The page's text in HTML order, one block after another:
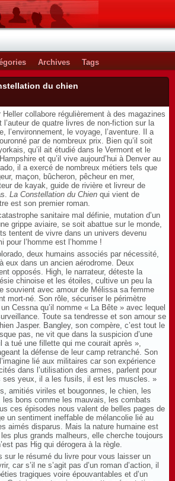
Archives Tags
du chien
Heller collabore régulièrement à des magazines
l’auteur de quatre livres de non-fiction sur la
l’environnement, le voyage, l’aventure. Il a
par de nombreux prix. Bien qu’il soit
qu’il ait étudié dans le Vermont et le
et qu’il vive aujourd’hui à Denver au
il a exercé de nombreux métiers tels que
maçon, bûcheron, pêcheur en mer,
de kayak, guide de rivière et livreur de
La Constellation du Chien qui vient de
est son premier roman.
sanitaire mal définie, mutation d’un
grippe aviaire, se soit abattue sur le monde,
tentent de vivre dans un univers devenu
pour l’homme est l’homme !
deux humains associés par nécessité,
eux dans un ancien aérodrome. Deux
opposés. High, le narrateur, déteste la
chinoise et les étoiles, cultive un peu la
souvient avec amour de Mélissa sa femme
mort-né. Son rôle, sécuriser le périmètre
Cessna qu’il nomme « La Bête » avec lequel
Toute sa tendresse et son amour se
Jasper. Bangley, son compère, c’est tout le
pas, ne vit que dans la suspicion d’une
a tué une fillette qui me courait après »,
la défense de leur camp retranché. Son
lié aux militaires car son expérience
dans l’utilisation des armes, parlent pour
ses yeux, il a les fusils, il est les muscles. »
amitiés viriles et bougonnes, le chien, les
bons comme les mauvais, les combats
ces épisodes nous valent de belles pages de
un sentiment ineffable de mélancolie lié au
aimés disparus. Mais la nature humaine est
plus grands malheurs, elle cherche toujours
pas Hig qui dérogera à la règle.
sur le résumé du livre pour vous laisser un
car s’il ne s’agit pas d’un roman d’action, il
tragiques voire épouvantables et d’un